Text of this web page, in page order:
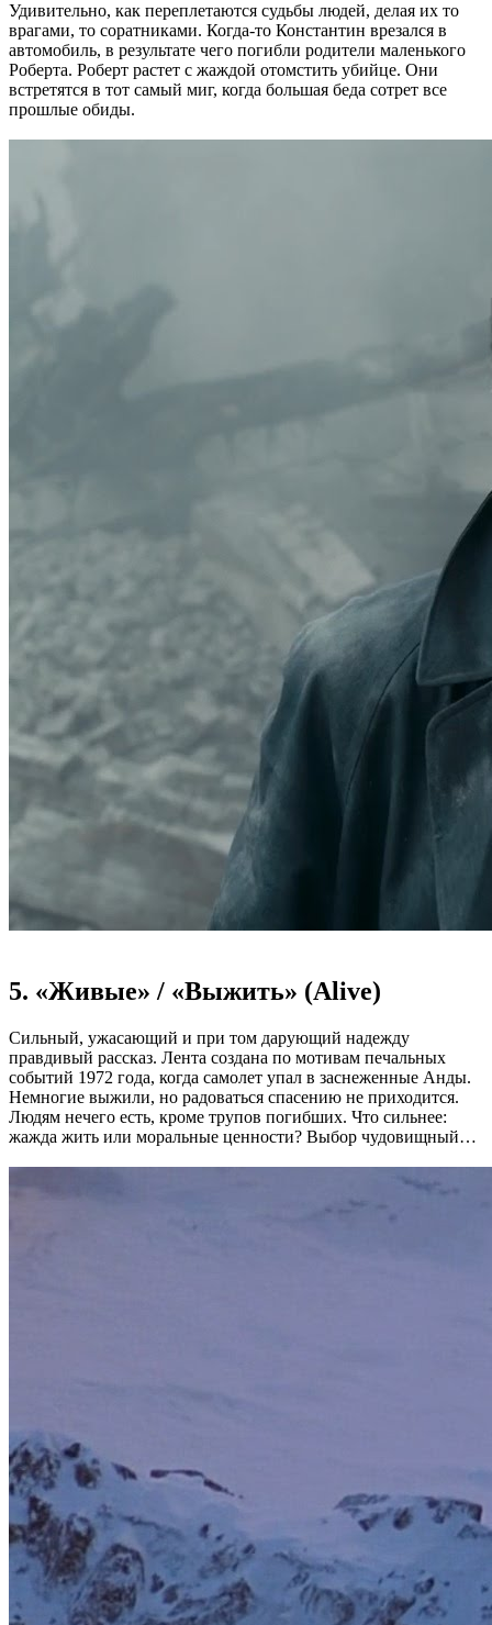
Удивительно, как переплетаются судьбы людей, делая их то
врагами, то соратниками. Когда-то Константин врезался в
автомобиль, в результате чего погибли родители маленького
Роберта. Роберт растет с жаждой отомстить убийце. Они
встретятся в тот самый миг, когда большая беда сотрет все
прошлые обиды.
5. «Живые» / «Выжить» (Alive)
Сильный, ужасающий и при том дарующий надежду
правдивый рассказ. Лента создана по мотивам печальных
событий 1972 года, когда самолет упал в заснеженные Анды.
Немногие выжили, но радоваться спасению не приходится.
Людям нечего есть, кроме трупов погибших. Что сильнее:
жажда жить или моральные ценности? Выбор чудовищный…